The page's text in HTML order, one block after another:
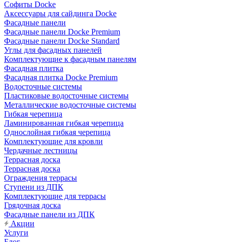
Софиты Docke
Аксессуары для сайдинга Docke
Фасадные панели
Фасадные панели Docke Premium
Фасадные панели Docke Standard
Углы для фасадных панелей
Комплектующие к фасадным панелям
Фасадная плитка
Фасадная плитка Docke Premium
Водосточные системы
Пластиковые водосточные системы
Металлические водосточные системы
Гибкая черепица
Ламинированная гибкая черепица
Однослойная гибкая черепица
Комплектующие для кровли
Чердачные лестницы
Террасная доска
Террасная доска
Ограждения террасы
Ступени из ДПК
Комплектующие для террасы
Грядочная доска
Фасадные панели из ДПК
Акции
Услуги